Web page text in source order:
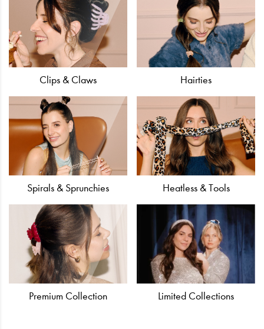
Clips & Claws Hairties
Spirals & Sprunchies Heatless & Tools
Premium Collection Limited Collections